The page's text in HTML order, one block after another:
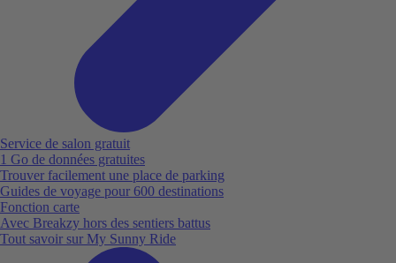
Service de salon gratuit
1 Go de données gratuites
Trouver facilement une place de parking
Guides de voyage pour 600 destinations
Fonction carte
Avec Breakzy hors des sentiers battus
Tout savoir sur My Sunny Ride